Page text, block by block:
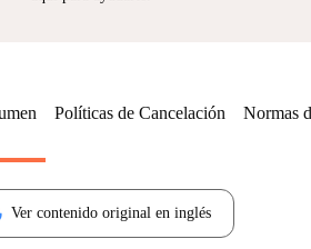
Políticas de Cancelación Normas
Ver contenido original en inglés